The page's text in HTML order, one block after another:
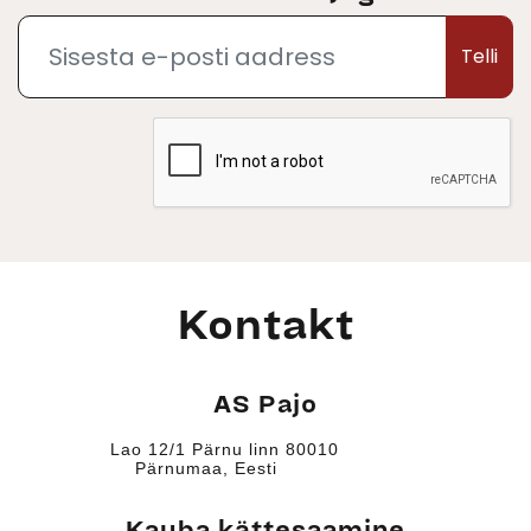
Telli
Kontakt
AS Pajo
Lao 12/1 Pärnu linn 80010
Pärnumaa, Eesti